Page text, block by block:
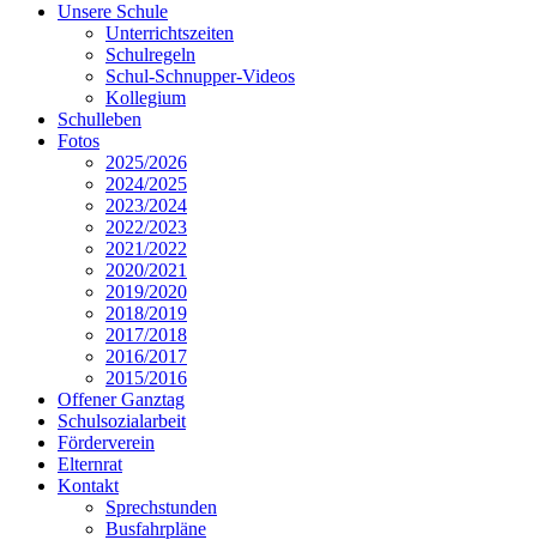
Unsere Schule
Unterrichtszeiten
Schulregeln
Schul-Schnupper-Videos
Kollegium
Schulleben
Fotos
2025/2026
2024/2025
2023/2024
2022/2023
2021/2022
2020/2021
2019/2020
2018/2019
2017/2018
2016/2017
2015/2016
Offener Ganztag
Schulsozialarbeit
Förderverein
Elternrat
Kontakt
Sprechstunden
Busfahrpläne